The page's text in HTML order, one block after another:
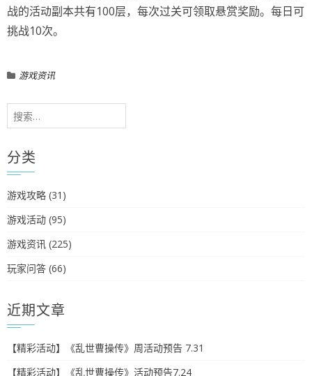
战的活动副本共有100层，每次过关可领取悬赏奖励。每日可
挑战10次。
游戏资讯
搜
索：
分类
游戏攻略 (31)
游戏活动 (95)
游戏资讯 (225)
玩家问答 (66)
近期文章
【精彩活动】《乱世曹操传》周活动预告 7.31
【精彩活动】《乱世曹操传》活动预告7.24